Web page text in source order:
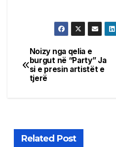
Post
navigation
Noizy nga qelia e
burgut në “Party” Ja
si e presin artistët e
tjerë
Related Post